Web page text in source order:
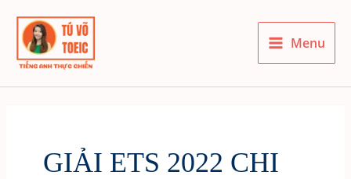
content
Main
Menu
GIẢI ETS 2022 CHI